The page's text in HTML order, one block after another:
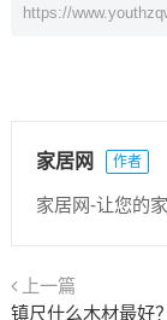
https://
家居网 作者
家居网-让您的
上一篇
镇尺什么木材最好